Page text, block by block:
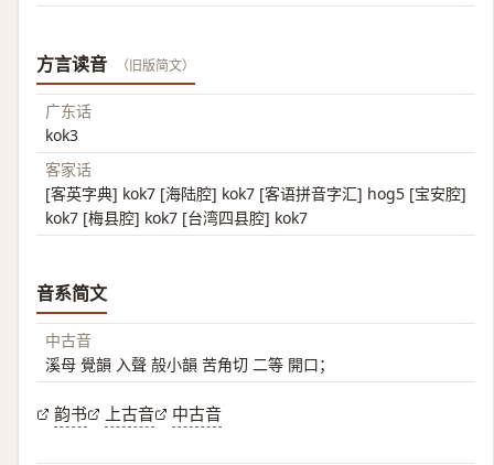
方言读音 （旧版简文）
广东话
kok3
客家话
[客英字典] kok7 [海陆腔] kok7 [客语拼音字汇] hog5 [宝安腔]
kok7 [梅县腔] kok7 [台湾四县腔] kok7
音系简文
中古音
溪母 覺韻 入聲 㱿小韻 苦角切 二等 開口；
韵书 上古音 中古音